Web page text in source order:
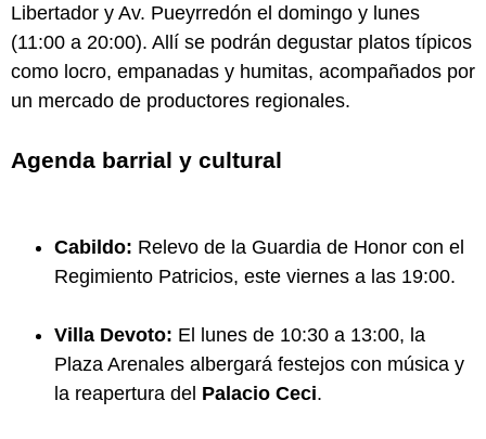
Libertador y Av. Pueyrredón el domingo y lunes
(11:00 a 20:00). Allí se podrán degustar platos típicos
como locro, empanadas y humitas, acompañados por
un mercado de productores regionales.
Agenda barrial y cultural
Cabildo: Relevo de la Guardia de Honor con el
Regimiento Patricios, este viernes a las 19:00.
Villa Devoto: El lunes de 10:30 a 13:00, la
Plaza Arenales albergará festejos con música y
la reapertura del Palacio Ceci.